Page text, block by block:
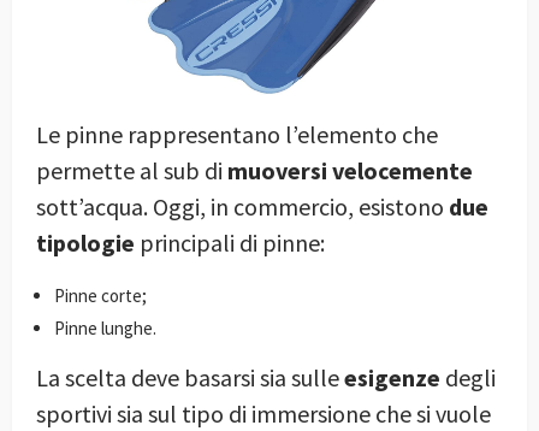
Le pinne rappresentano l’elemento che
permette al sub di muoversi velocemente
sott’acqua. Oggi, in commercio, esistono due
tipologie principali di pinne:
Pinne corte;
Pinne lunghe.
La scelta deve basarsi sia sulleesigenze degli
sportivi sia sul tipo di immersione che si vuole